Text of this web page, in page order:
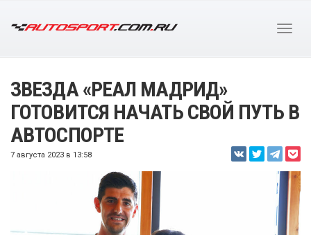
ЗВЕЗДА «РЕАЛ МАДРИД»
ГОТОВИТСЯ НАЧАТЬ СВОЙ ПУТЬ В
АВТОСПОРТЕ
7 августа 2023 в 13:58